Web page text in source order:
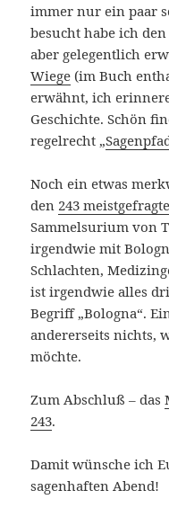
immer nur ein paar
besucht habe ich
aber gelegentlich
Wiege (im Buch
erwähnt, ich
Geschichte. Schön
regelrecht „
Noch ein etwas
den 243
Sammelsurium von
irgendwie mit
Schlachten,
ist irgendwie alles
Begriff „Bologna“.
andererseits nichts,
möchte.
Zum Abschluß – das
243.
Damit wünsche ich
sagenhaften Abend!